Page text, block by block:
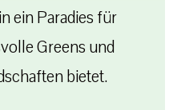
ein Paradies für
Greens und
bietet.